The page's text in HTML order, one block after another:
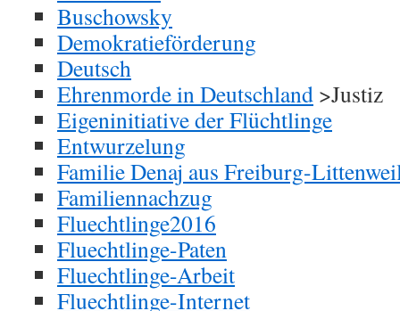
Buschowsky
Demokratieförderung
Deutsch
Ehrenmorde in Deutschland >Justiz
Eigeninitiative der Flüchtlinge
Entwurzelung
Familie Denaj aus Freiburg-
Familiennachzug
Fluechtlinge2016
Fluechtlinge-Paten
Fluechtlinge-Arbeit
Fluechtlinge-Internet